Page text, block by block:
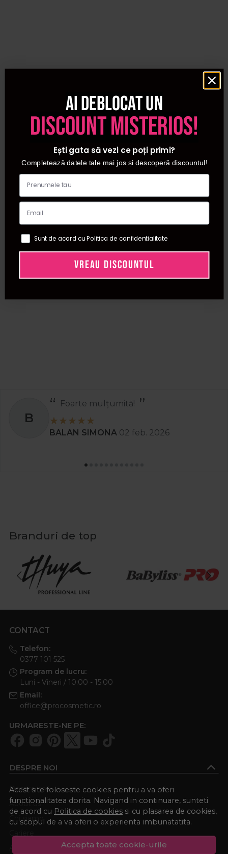
Acest site foloseste cookies pentru a va oferi
functionalitatea dorita. Navigand in continuare, sunteti
de acord cu Politica de cookies si cu plasarea de cookies,
cu scopul de a va oferi o experienta imbunatatita.
Accepta toate cookie-urile
B
Foarte mulțumită!
BALAN SIMONA 02 feb. 2026
Branduri de top
CONTACT
Telefon:
0377 101 525
Program de lucru:
Luni - Vineri / 10:00 - 15:00
Email:
office@procosmetic.ro
URMARESTE-NE PE:
DESPRE NOI
Despre noi
About us
Chi siamo
Academia Procosmetic
Ai deblocat un
discount misterios!
Ești gata să vezi ce poți primi?
Completează datele tale mai jos și descoperă discountul!
Sunt de acord cu Politica de confidentialitate
VREAU DISCOUNTUL